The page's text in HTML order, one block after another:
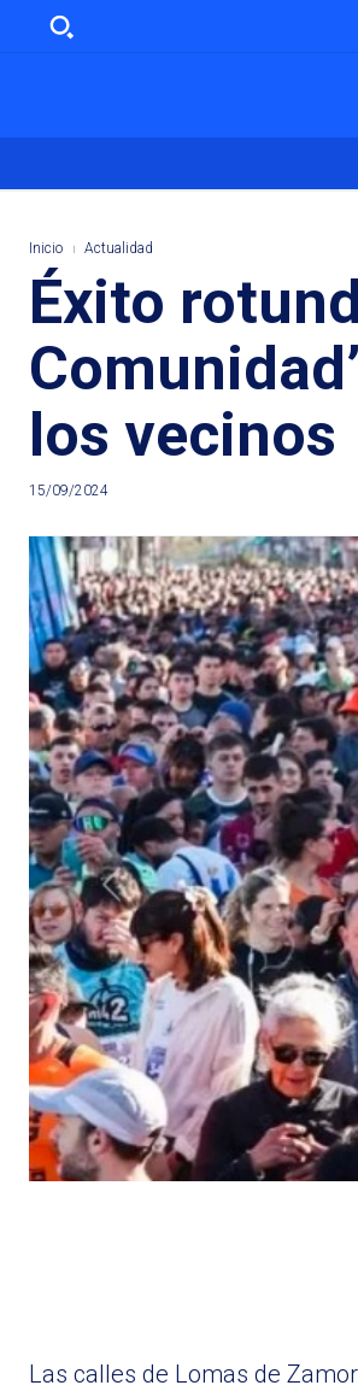
Inicio Actualidad
Éxito
los vecinos
15/09/2024
Las calles de Lomas de